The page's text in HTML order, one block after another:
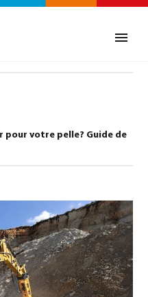
pour votre pelle? Guide de